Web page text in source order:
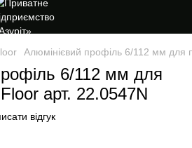
Алюмінієвий профіль 6/112 мм для
6/112 мм для
арт. 22.0547N
відгук